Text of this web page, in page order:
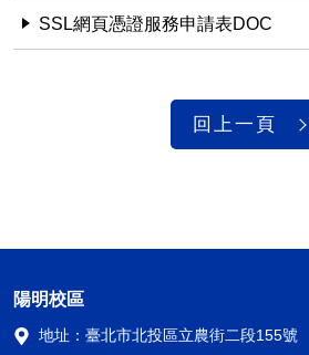
SSL網頁憑證服務申請表DOC
回上一頁
陽明校區
地址： 臺北市北投區立農街二段155號